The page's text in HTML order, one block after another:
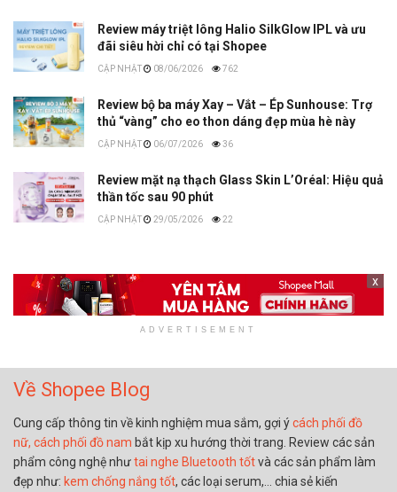
Review máy triệt lông Halio SilkGlow IPL và ưu
đãi siêu hời chỉ có tại Shopee
08/06/2026 762
Review bộ ba máy Xay – Vắt – Ép Sunhouse: Trợ
thủ “vàng” cho eo thon dáng đẹp mùa hè này
06/07/2026 36
Review mặt nạ thạch Glass Skin L’Oréal: Hiệu quả
thần tốc sau 90 phút
29/05/2026 22
x
ADVERTISEMENT
Về Shopee Blog
Cung cấp thông tin về kinh nghiệm mua sắm, gợi ýcách phối đồ
nữ, cách phối đồ nam bắt kịp xu hướng thời trang. Review các sản
phẩm công nghệ nhưtai nghe Bluetooth tốtvà các sản phẩm làm
đẹp như: kem chống nắng tốt, các loại serum,… chia sẻ kiến